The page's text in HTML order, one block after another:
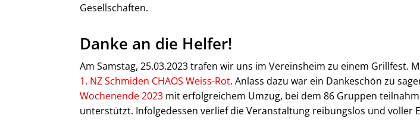
Gesellschaften.
Danke an die Helfer!
Am Samstag, 25.03.2023 trafen wir uns im Vereinsheim zu einem Grillfest.
1. NZ Schmiden CHAOS Weiss-Rot. Anlass dazu war ein Dankeschön zu
Wochenende 2023 mit erfolgreichem Umzug, bei dem 86 Gruppen
unterstützt. Infolgedessen verlief die Veranstaltung reibungslos und voller